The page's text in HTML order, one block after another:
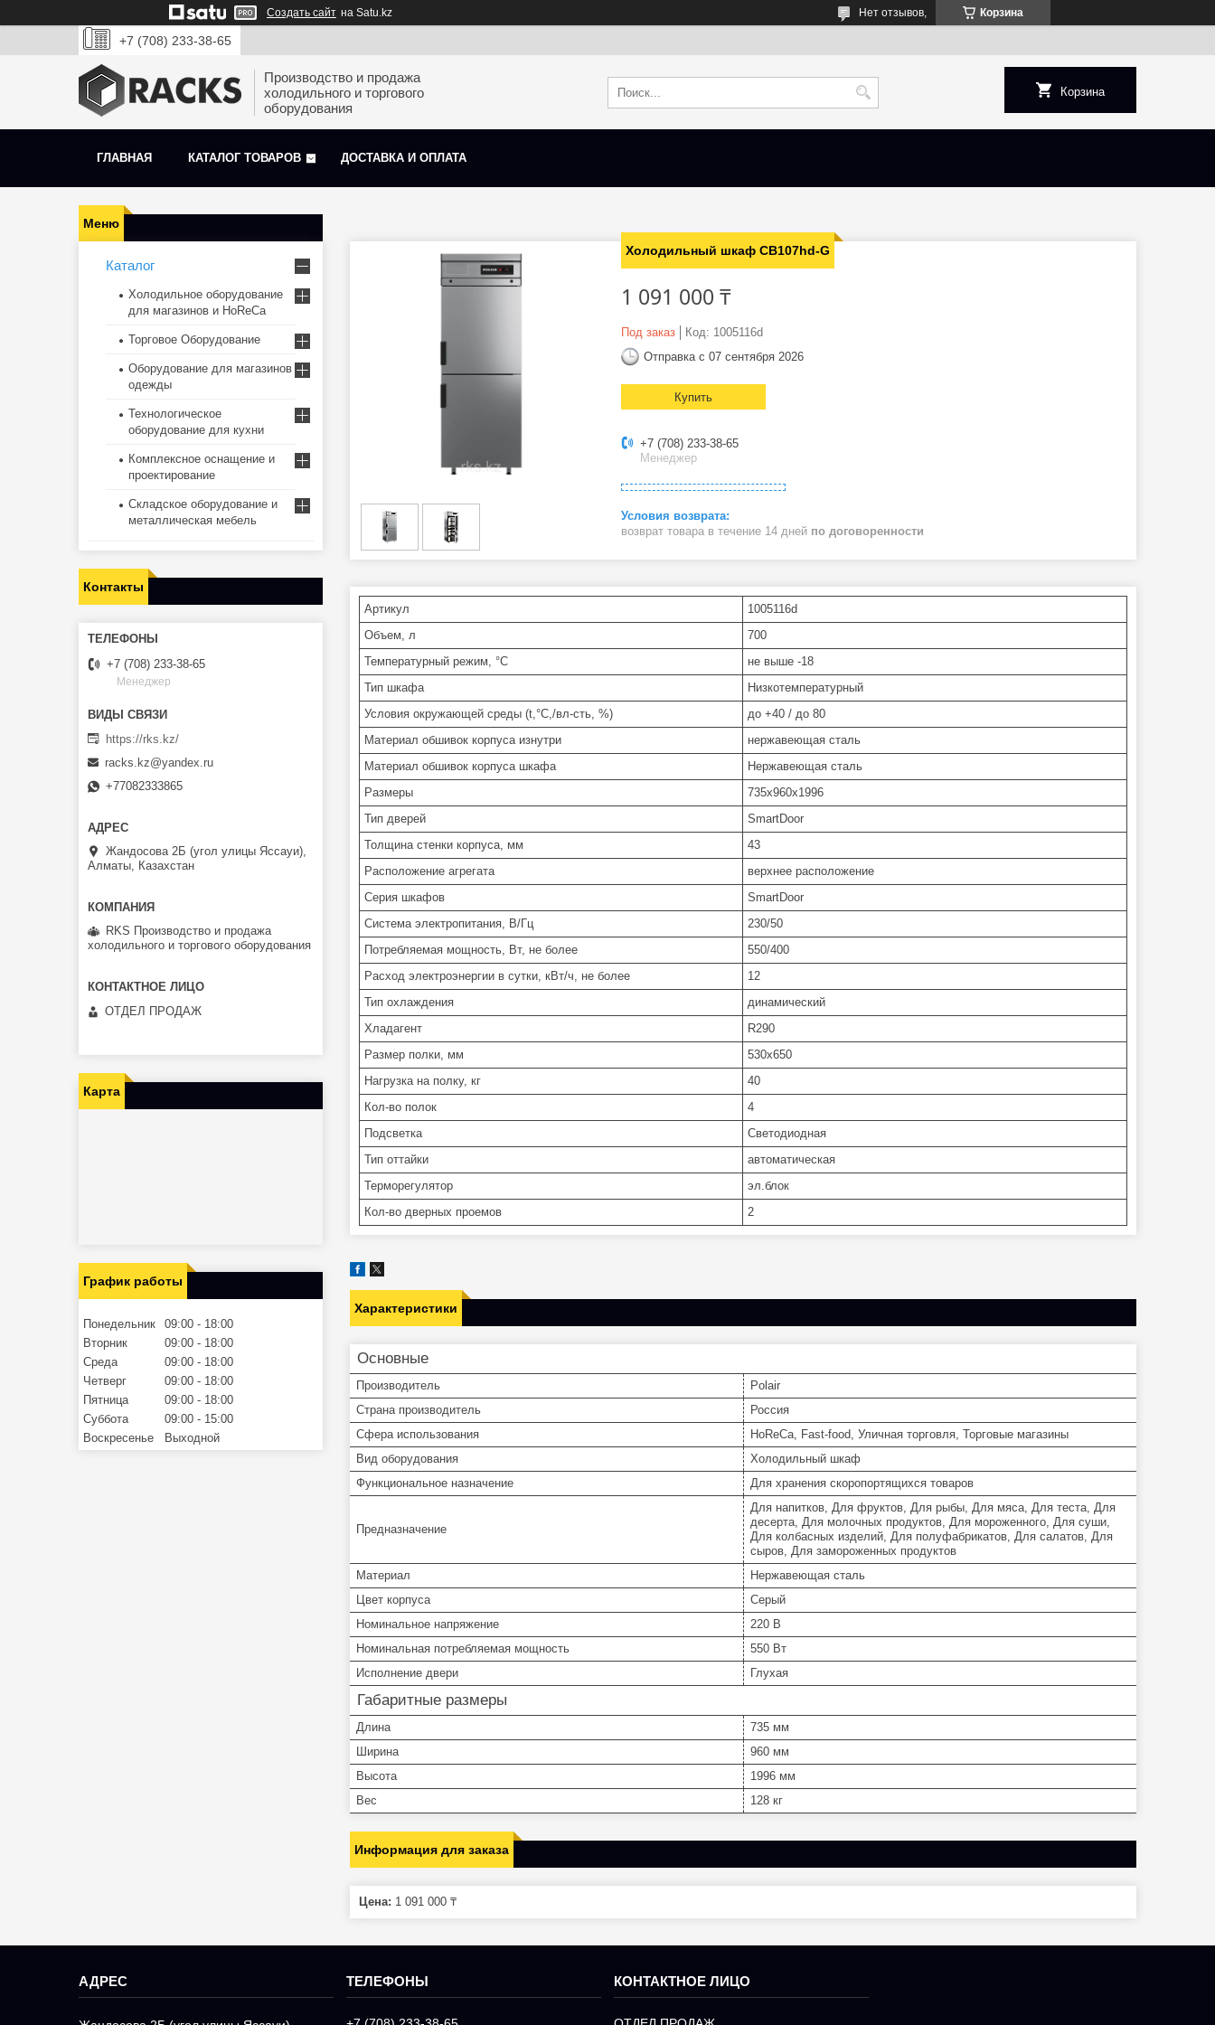
Создать сайт на Satu.kz Корзина
Нет отзывов,
+7 (708) 233-38-65
Производство и продажа
холодильного и торгового
оборудования
Корзина
ГЛАВНАЯ КАТАЛОГ ТОВАРОВ ДОСТАВКА И ОПЛАТА
Холодильный шкаф CB107hd-G
1 091 000 ₸
Под заказ Код: 1005116d
Отправка с 07 сентября 2026
Купить
+7 (708) 233-38-65
Менеджер
возврат товара в течение 14 дней по договоренности
Артикул
1005116d
Объем, л
700
Температурный режим, °C
не выше -18
Тип шкафа
Низкотемпературный
Условия окружающей среды (t,°C,/вл-сть, %)
до +40 / до 80
Материал обшивок корпуса изнутри
нержавеющая сталь
Материал обшивок корпуса шкафа
Нержавеющая сталь
Размеры
735х960х1996
Тип дверей
SmartDoor
Толщина стенки корпуса, мм
43
Расположение агрегата
верхнее расположение
Серия шкафов
SmartDoor
Система электропитания, В/Гц
230/50
Потребляемая мощность, Вт, не более
550/400
Расход электроэнергии в сутки, кВт/ч, не более
12
Тип охлаждения
динамический
Хладагент
R290
Размер полки, мм
530x650
Нагрузка на полку, кг
40
Кол-во полок
4
Подсветка
Светодиодная
Тип оттайки
автоматическая
Терморегулятор
эл.блок
Кол-во дверных проемов
2
Характеристики
Основные
Производитель
Polair
Страна производитель
Россия
Сфера использования
HoReCa, Fast-food, Уличная торговля, Торговые магазины
Вид оборудования
Холодильный шкаф
Функциональное назначение
Для хранения скоропортящихся товаров
Предназначение
Для напитков, Для фруктов, Для рыбы, Для мяса, Для теста, Для
десерта, Для молочных продуктов, Для мороженного, Для суши,
Для колбасных изделий, Для полуфабрикатов, Для салатов, Для
сыров, Для замороженных продуктов
Материал
Нержавеющая сталь
Цвет корпуса
Серый
Номинальное напряжение
220 В
Номинальная потребляемая мощность
550 Вт
Исполнение двери
Глухая
Габаритные размеры
Длина
735 мм
Ширина
960 мм
Высота
1996 мм
Вес
128 кг
Информация для заказа
Цена: 1 091 000 ₸
Каталог
Холодильное оборудование
для магазинов и HoReCa
Торговое Оборудование
Оборудование для магазинов
одежды
Технологическое
оборудование для кухни
Комплексное оснащение и
проектирование
Складское оборудование и
металлическая мебель
Контакты
+7 (708) 233-38-65
Менеджер
https://rks.kz/
racks.kz@yandex.ru
+77082333865
Жандосова 2Б (угол улицы Яссауи),
Алматы, Казахстан
RKS Производство и продажа
холодильного и торгового оборудования
ОТДЕЛ ПРОДАЖ
Карта
График работы
Понедельник 09:00
18:00
Вторник
09:00
18:00
Среда
09:00
18:00
Четверг
09:00
18:00
Пятница
09:00
18:00
Суббота
09:00
15:00
Воскресенье
Выходной